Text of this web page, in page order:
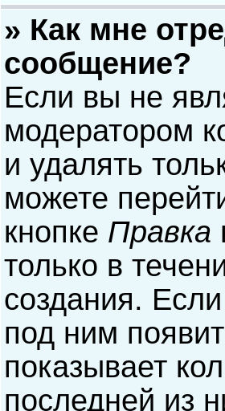
» Как мне
сообщение?
Если вы не
модератором
и удалять
можете
кнопке Правка
только в
создания.
под ним
показывает
последней из